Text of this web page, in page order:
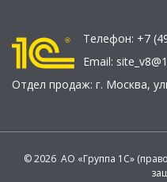
Телефон: +7
Email:
Отдел продаж: г. Москва,
© 2026 АО «Группа 1С»